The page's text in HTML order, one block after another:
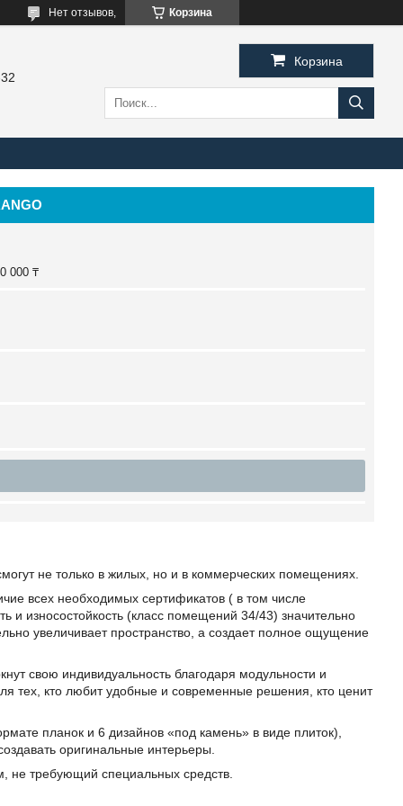
Корзина
Нет отзывов,
Корзина
000 ₸
не только в жилых, но и в коммерческих помещениях.
всех необходимых сертификатов ( в том числе
и износостойкость (класс помещений 34/43) значительно
увеличивает пространство, а создает полное ощущение
свою индивидуальность благодаря модульности и
тех, кто любит удобные и современные решения, кто ценит
планок и 6 дизайнов «под камень» в виде плиток),
оригинальные интерьеры.
не требующий специальных средств.